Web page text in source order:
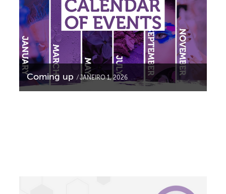
Coming up JANEIRO 1, 2026